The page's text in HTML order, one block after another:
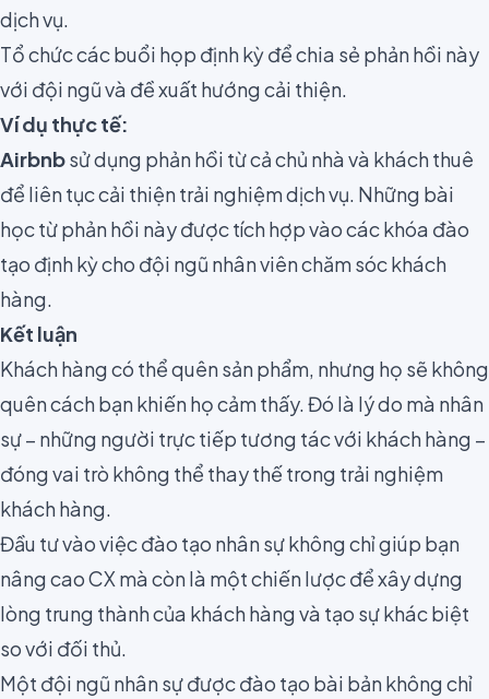
dịch vụ.
Tổ chức các buổi họp định kỳ để chia sẻ phản hồi này
với đội ngũ và đề xuất hướng cải thiện.
Ví dụ thực tế:
Airbnbsử dụng phản hồi từ cả chủ nhà và khách thuê
để liên tục cải thiện trải nghiệm dịch vụ. Những bài
học từ phản hồi này được tích hợp vào các khóa đào
tạo định kỳ cho đội ngũ nhân viên chăm sóc khách
hàng.
Kết luận
Khách hàng có thể quên sản phẩm, nhưng họ sẽ không
quên cách bạn khiến họ cảm thấy. Đó là lý do mà nhân
sự – những người trực tiếp tương tác với khách hàng –
đóng vai trò không thể thay thế trong trải nghiệm
khách hàng.
Đầu tư vào việc đào tạo nhân sự không chỉ giúp bạn
nâng cao CX mà còn là một chiến lược để xây dựng
lòng trung thành của khách hàng và tạo sự khác biệt
so với đối thủ.
Một đội ngũ nhân sự được đào tạo bài bản không chỉ